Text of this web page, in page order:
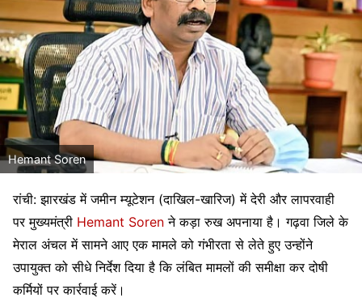
Hemant Soren
रांची: झारखंड में जमीन म्यूटेशन (दाखिल-खारिज) में देरी और लापरवाही
पर मुख्यमंत्री Hemant Soren ने कड़ा रुख अपनाया है। गढ़वा जिले के
मेराल अंचल में सामने आए एक मामले को गंभीरता से लेते हुए उन्होंने
उपायुक्त को सीधे निर्देश दिया है कि लंबित मामलों की समीक्षा कर दोषी
कर्मियों पर कार्रवाई करें।